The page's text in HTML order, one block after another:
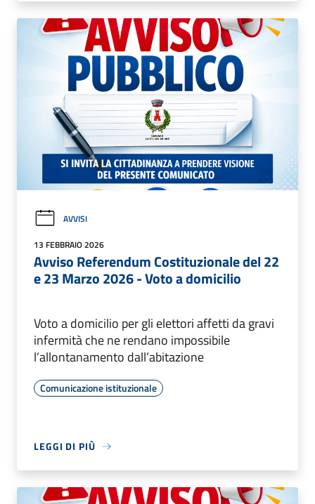
AVVISI
13 FEBBRAIO 2026
Avviso Referendum Costituzionale del 22
e 23 Marzo 2026 - Voto a domicilio
Voto a domicilio per gli elettori affetti da gravi
infermità che ne rendano impossibile
l’allontanamento dall’abitazione
Comunicazione istituzionale
LEGGI DI PIÙ